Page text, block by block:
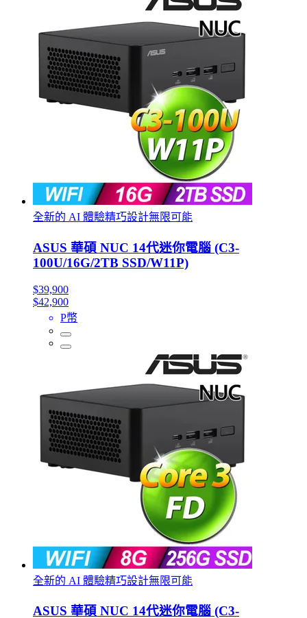
全新的 AI 體驗精巧設計無限可能
ASUS 華碩 NUC 14代迷你電腦 (C3-
100U/16G/2TB SSD/W11P)
$39,900
$42,900
P幣
全新的 AI 體驗精巧設計無限可能
ASUS 華碩 NUC 14代迷你電腦 (C3-